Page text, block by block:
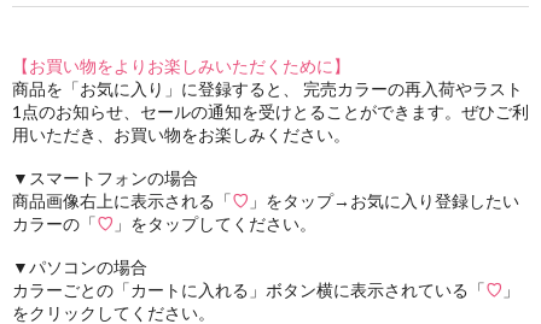
【お買い物をよりお楽しみいただくために】
商品を「お気に入り」に登録すると、 完売カラーの再入荷やラスト
1点のお知らせ、セールの通知を受けとることができます。ぜひご利
用いただき、お買い物をお楽しみください。
▼スマートフォンの場合
商品画像右上に表示される「♡ 」をタップ→お気に入り登録したい
カラーの「♡ 」をタップしてください。
▼パソコンの場合
カラーごとの「カートに入れる」ボタン横に表示されている「♡ 」
をクリックしてください。